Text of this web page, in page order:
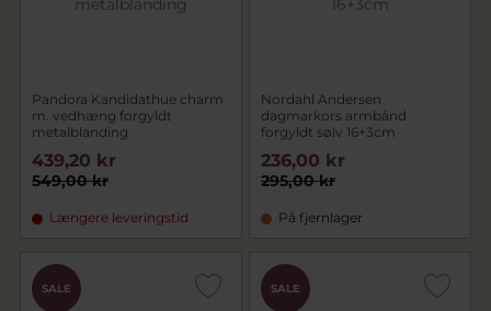
Pandora Kandidathue charm
m. vedhæng forgyldt
metalblanding
549,00 kr
439,20 kr
Længere leveringstid
Nordahl Andersen
dagmarkors armbånd
forgyldt sølv 16+3cm
295,00 kr
236,00 kr
På fjernlager
SALE SALE